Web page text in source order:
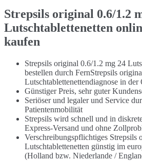
Strepsils original 0.6/1.2
Lutschtablettenetten
kaufen
Strepsils original 0.6/1.2 mg 24
bestellen durch FernStrepsils
Lutschtablettenettendiagnose in
Günstiger Preis, sehr guter
Seriöser und legaler und Service
Patientenmobilität
Strepsils wird schnell und in
Express-Versand und ohne
Verschreibungspflichtiges Strepsils
Lutschtablettenetten günstig im
(Holland bzw. Niederlande /